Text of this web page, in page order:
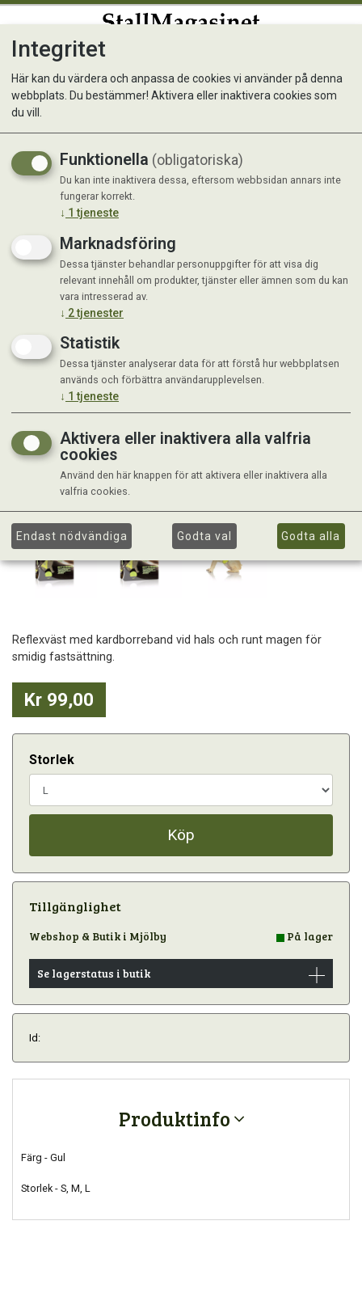
Reflexväst Hund Dogsafety
Reflexväst med kardborreband vid hals och runt magen för
smidig fastsättning.
Kr 99,00
Storlek
Köp
Tillgänglighet
Webshop & Butik i Mjölby På lager
Se lagerstatus i butik
Id:
Produktinfo
Färg - Gul
Storlek - S, M, L
Integritet
Här kan du värdera och anpassa de cookies vi använder på denna
webbplats. Du bestämmer! Aktivera eller inaktivera cookies som
du vill.
Funktionella (obligatoriska)
Du kan inte inaktivera dessa, eftersom webbsidan annars inte
fungerar korrekt.
↓ 1 tjeneste
Marknadsföring
Dessa tjänster behandlar personuppgifter för att visa dig
relevant innehåll om produkter, tjänster eller ämnen som du kan
vara intresserad av.
↓ 2tjenester
Statistik
Dessa tjänster analyserar data för att förstå hur webbplatsen
används och förbättra användarupplevelsen.
↓ 1 tjeneste
Aktivera eller inaktivera alla valfria
cookies
Använd den här knappen för att aktivera eller inaktivera alla
valfria cookies.
Endast nödvändiga Godta val Godta alla